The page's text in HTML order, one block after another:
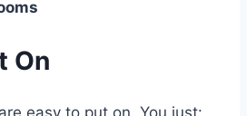
On
easy to put on. You just: